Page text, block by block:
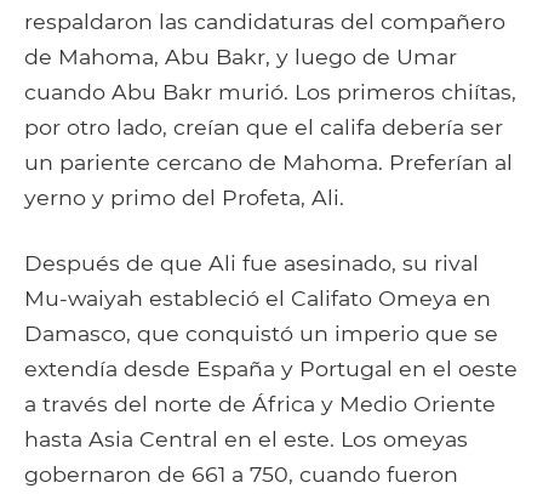
respaldaron las candidaturas del compañero
de Mahoma, Abu Bakr, y luego de Umar
cuando Abu Bakr murió. Los primeros chiítas,
por otro lado, creían que el califa debería ser
un pariente cercano de Mahoma. Preferían al
yerno y primo del Profeta, Ali.
Después de que Ali fue asesinado, su rival
Mu-waiyah estableció el Califato Omeya en
Damasco, que conquistó un imperio que se
extendía desde España y Portugal en el oeste
a través del norte de África y Medio Oriente
hasta Asia Central en el este. Los omeyas
gobernaron de 661 a 750, cuando fueron